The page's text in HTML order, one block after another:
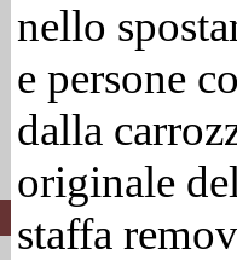
nello
e persone
dalla
originale
staffa